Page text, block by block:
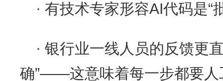
· 有技术专家形容AI代码是“
· 银行业一线人员的反馈更
确”——这意味着每一步都要人